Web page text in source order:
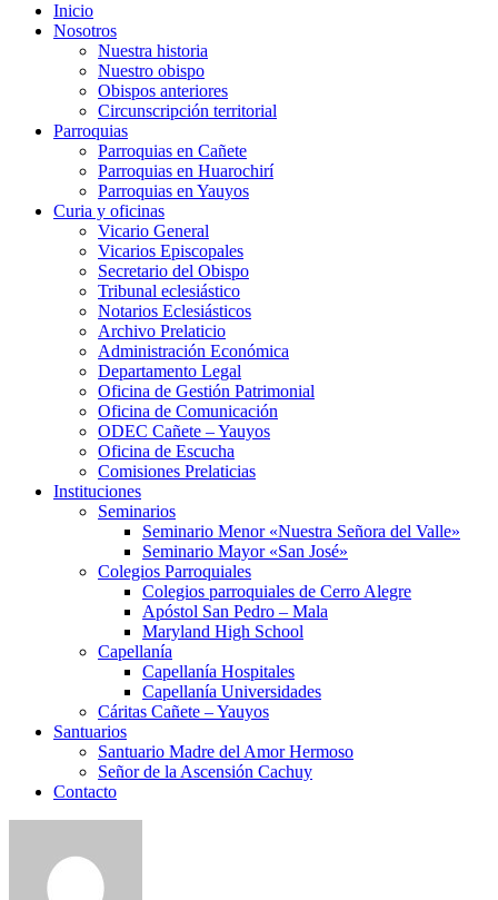
Inicio
Nosotros
Nuestra historia
Nuestro obispo
Obispos anteriores
Circunscripción territorial
Parroquias
Parroquias en Cañete
Parroquias en Huarochirí
Parroquias en Yauyos
Curia y oficinas
Vicario General
Vicarios Episcopales
Secretario del Obispo
Tribunal eclesiástico
Notarios Eclesiásticos
Archivo Prelaticio
Administración Económica
Departamento Legal
Oficina de Gestión Patrimonial
Oficina de Comunicación
ODEC Cañete – Yauyos
Oficina de Escucha
Comisiones Prelaticias
Instituciones
Seminarios
Seminario Menor «Nuestra Señora del Valle»
Seminario Mayor «San José»
Colegios Parroquiales
Colegios parroquiales de Cerro Alegre
Apóstol San Pedro – Mala
Maryland High School
Capellanía
Capellanía Hospitales
Capellanía Universidades
Cáritas Cañete – Yauyos
Santuarios
Santuario Madre del Amor Hermoso
Señor de la Ascensión Cachuy
Contacto